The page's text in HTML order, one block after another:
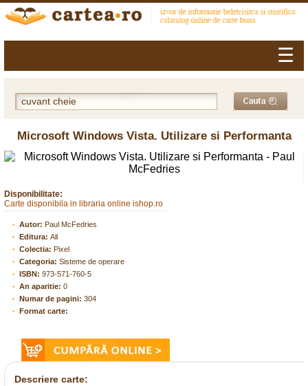
☰
Microsoft Windows Vista. Utilizare si Performanta
Disponibilitate:
Carte disponibila in libraria online ishop.ro
Autor: Paul McFedries
Editura: All
Colectia: Pixel
Categoria: Sisteme de operare
ISBN: 973-571-760-5
An aparitie: 0
Numar de pagini: 304
Format carte:
Descriere carte: